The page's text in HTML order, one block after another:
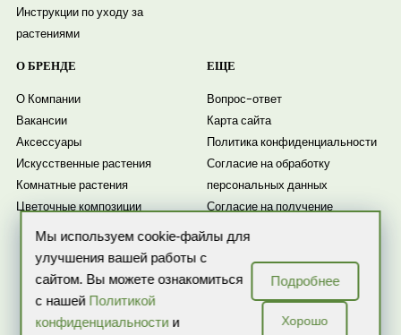
Инструкции по уходу за
растениями
О БРЕНДЕ
О Компании
Вакансии
Аксессуары
Искусственные растения
Комнатные растения
Цветочные композиции
ЕЩЕ
Вопрос-ответ
Карта сайта
Политика конфиденциальности
Согласие на обработку
персональных данных
Согласие на получение
Новости
Мы используем cookie-файлы для
улучшения вашей работы с
сайтом. Вы можете ознакомиться
с нашей Политикой
конфиденциальностии
Подробнее
Хорошо